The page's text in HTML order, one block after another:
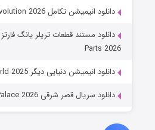
دانلود انیمیشن تکامل Evolution 2026
Parts 2026
دانلود انیمیشن دنیایی دیگر Another World 2025
دانلود سریال قصر شرقی The East Palace 2026